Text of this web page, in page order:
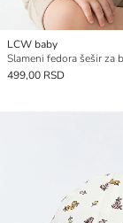
LCW baby
Slameni fedora šešir za
499,00 RSD